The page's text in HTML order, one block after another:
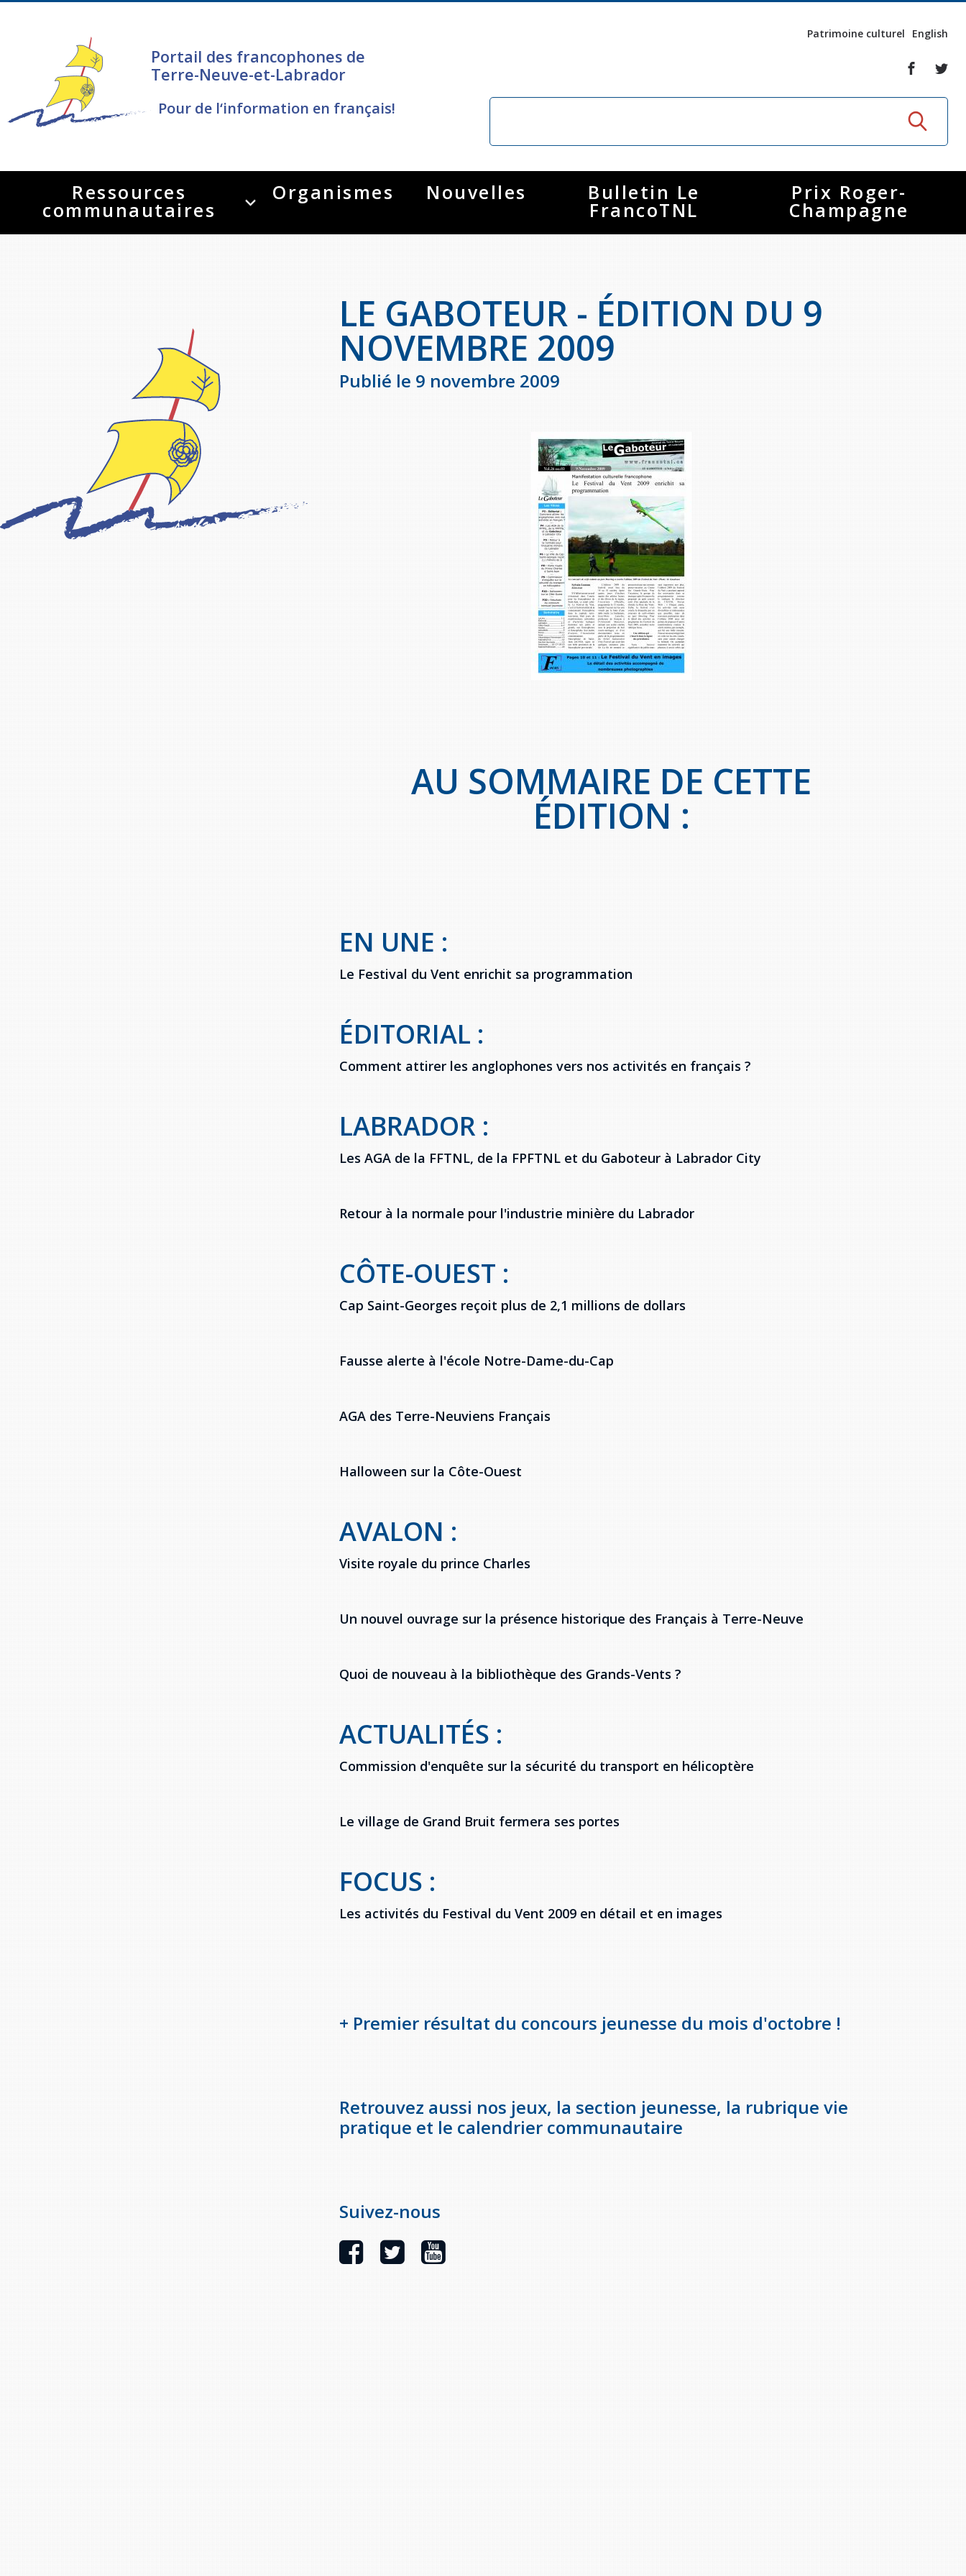
Portail des francophones de
Terre-Neuve-et-Labrador
Pour de l‘information en français!
Patrimoine culturel English
Ressources
communautaires
Organismes Nouvelles Bulletin Le
FrancoTNL
Prix Roger-
Champagne
LE GABOTEUR - ÉDITION DU 9
NOVEMBRE 2009
Publié le 9 novembre 2009
AU SOMMAIRE DE CETTE
ÉDITION :
EN UNE :
Le Festival du Vent enrichit sa programmation
ÉDITORIAL :
Comment attirer les anglophones vers nos activités en français ?
LABRADOR :
Les AGA de la FFTNL, de la FPFTNL et du Gaboteur à Labrador City
Retour à la normale pour l'industrie minière du Labrador
CÔTE-OUEST :
Cap Saint-Georges reçoit plus de 2,1 millions de dollars
Fausse alerte à l'école Notre-Dame-du-Cap
AGA des Terre-Neuviens Français
Halloween sur la Côte-Ouest
AVALON :
Visite royale du prince Charles
Un nouvel ouvrage sur la présence historique des Français à Terre-Neuve
Quoi de nouveau à la bibliothèque des Grands-Vents ?
ACTUALITÉS :
Commission d'enquête sur la sécurité du transport en hélicoptère
Le village de Grand Bruit fermera ses portes
FOCUS :
Les activités du Festival du Vent 2009 en détail et en images
+ Premier résultat du concours jeunesse du mois d'octobre !
Retrouvez aussi nos jeux, la section jeunesse, la rubrique vie
pratique et le calendrier communautaire
Suivez-nous